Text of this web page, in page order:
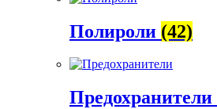
Полироли (42)
Предохранители